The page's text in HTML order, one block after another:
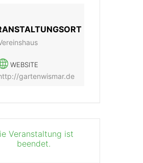
WEBSITE
gartenwismar.de
Veranstaltung ist
beendet.